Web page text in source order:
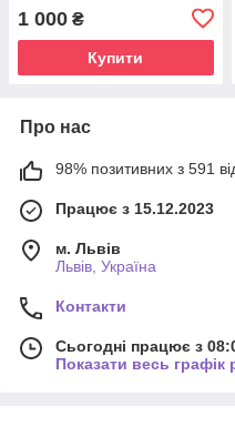
1 000 ₴
Купити
Про нас
98% позитивних з 591
Працює з 15.12.2023
м. Львів
Львів, Україна
Контакти
Сьогодні працює з
Показати весь графік